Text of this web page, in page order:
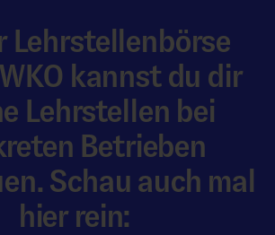
Lehrstellenbörse
kannst du dir
Lehrstellen bei
Betrieben
Schau auch mal
hier rein: